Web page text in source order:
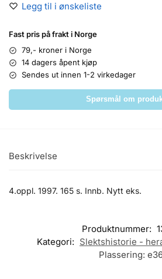
Legg til i ønskeliste
Fast pris på frakt i Norge
79,- kroner i Norge
14 dagers åpent kjøp
Sendes ut innen 1-2 virkedager
Spørsmål om
Beskrivelse
4.oppl. 1997. 165 s. Innb. Nytt eks.
Produktnummer:
Kategori: Slektshistorie -
Plassering: